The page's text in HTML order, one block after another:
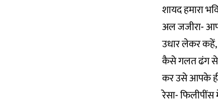
शायद हमारा
अल जजीरा-
उधार लेकर कहें,
कैसे गलत ढंग से
कर उसे आपके
रेसा- फिलीपींस